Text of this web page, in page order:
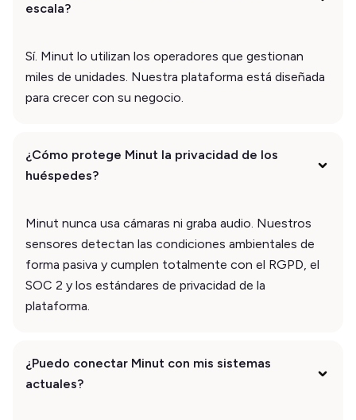
escala?
Sí. Minut lo utilizan los operadores que gestionan
miles de unidades. Nuestra plataforma está diseñada
para crecer con su negocio.
¿Cómo protege Minut la privacidad de los
huéspedes?
Minut nunca usa cámaras ni graba audio. Nuestros
sensores detectan las condiciones ambientales de
forma pasiva y cumplen totalmente con el RGPD, el
SOC 2 y los estándares de privacidad de la
plataforma.
¿Puedo conectar Minut con mis sistemas
actuales?